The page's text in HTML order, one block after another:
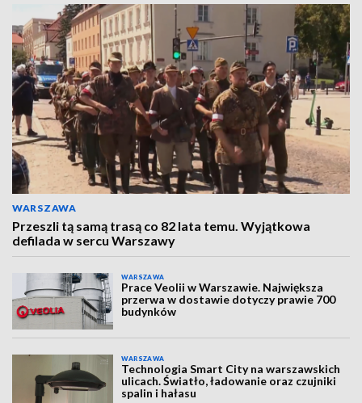
WARSZAWA
Przeszli tą samą trasą co 82 lata temu. Wyjątkowa
defilada w sercu Warszawy
WARSZAWA
Prace Veolii w Warszawie. Największa
przerwa w dostawie dotyczy prawie 700
budynków
WARSZAWA
Technologia Smart City na warszawskich
ulicach. Światło, ładowanie oraz czujniki
spalin i hałasu